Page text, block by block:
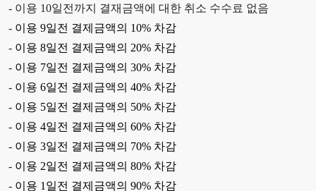
- 이용 10일전까지 결재금액에 대한 취소 수수료 없음
- 이용 9일전 결제금액의 10% 차감
- 이용 8일전 결제금액의 20% 차감
- 이용 7일전 결제금액의 30% 차감
- 이용 6일전 결제금액의 40% 차감
- 이용 5일전 결제금액의 50% 차감
- 이용 4일전 결제금액의 60% 차감
- 이용 3일전 결제금액의 70% 차감
- 이용 2일전 결제금액의 80% 차감
- 이용 1 일전 결제금액의 90% 차감